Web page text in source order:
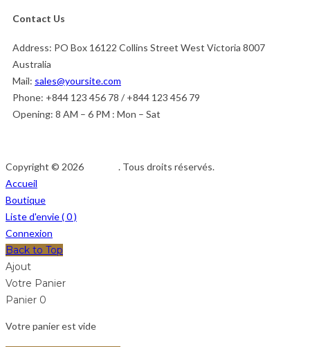
Contact Us
Address: PO Box 16122 Collins Street West Victoria 8007
Australia
Mail: sales@yoursite.com
Phone: +844 123 456 78 / +844 123 456 79
Opening: 8 AM – 6 PM : Mon – Sat
Copyright © 2026
. Tous droits réservés.
Accueil
Boutique
Liste d'envie (0)
Connexion
Back to Top
Ajout
Votre Panier
Panier 0
Votre panier est vide